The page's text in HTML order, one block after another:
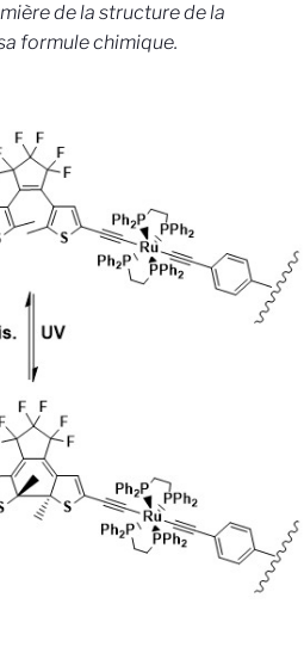
de la structure de la
formule chimique.